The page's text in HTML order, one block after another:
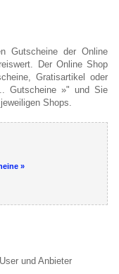
Gutscheine der Online
Der Online Shop
Gratisartikel oder
Gutscheine »" und Sie
Shops.
»
und Anbieter